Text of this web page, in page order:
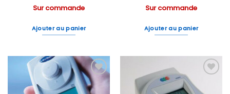
Sur commande
Ajouter au panier
Sur commande
Ajouter au panier